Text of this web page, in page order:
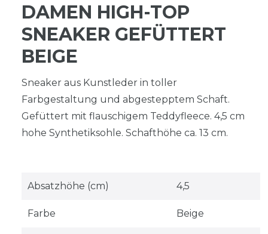
DAMEN HIGH-TOP
SNEAKER GEFÜTTERT
BEIGE
Sneaker aus Kunstleder in toller
Farbgestaltung und abgestepptem Schaft.
Gefüttert mit flauschigem Teddyfleece. 4,5 cm
hohe Synthetiksohle. Schafthöhe ca. 13 cm.
Absatzhöhe (cm) 4,5
Farbe Beige